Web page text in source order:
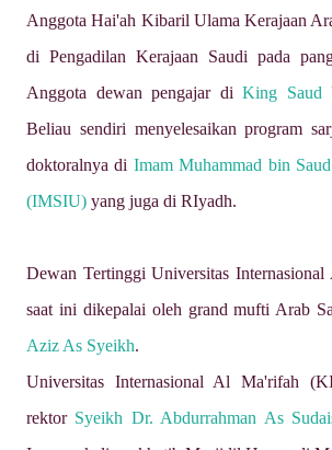
Anggota Hai'ah Kibaril Ulama Kerajaan
di Pengadilan Kerajaan Saudi pada
Anggota dewan pengajar diKing Saud
Beliau sendiri menyelesaikan program
doktoralnya di Imam Muhammad bin
(IMSIU) yang juga di RIyadh.
Dewan Tertinggi Universitas
saat ini dikepalai oleh grand mufti Arab
Aziz As Syeikh.
Universitas Internasional Al Ma'rifah
rektor Syeikh Dr. Abdurrahman As